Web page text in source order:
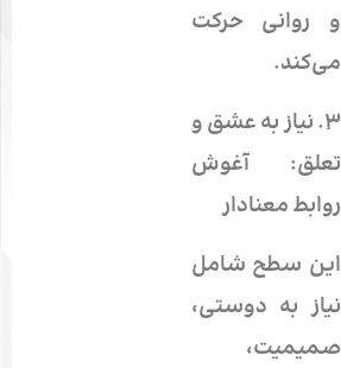
و روانی حرکت
می‌کند.
۳. نیاز به عشق و
تعلق: آغوش
روابط معنادار
این سطح شامل
نیاز به دوستی،
صمیمیت،